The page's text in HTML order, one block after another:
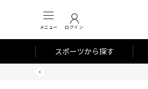
メニュー ログイン
スポーツから探す